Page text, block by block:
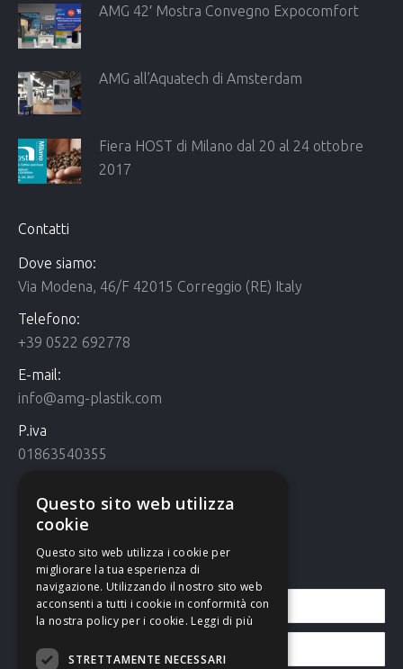
AMG 42′ Mostra Convegno Expocomfort
AMG all’Aquatech di Amsterdam
Fiera HOST di Milano dal 20 al 24 ottobre
2017
Contatti
Dove siamo:
Via Modena, 46/F 42015 Correggio (RE) Italy
Telefono:
+39 0522 692778
E-mail:
info@amg-plastik.com
P.iva
01863540355
Cookie policy
Contattaci
Questo sito web utilizza
cookie
Questo sito web utilizza i cookie per
migliorare la tua esperienza di
navigazione. Utilizzando il nostro sito web
acconsenti a tutti i cookie in conformità con
la nostra policy per i cookie. Leggi di più
STRETTAMENTE NECESSARI